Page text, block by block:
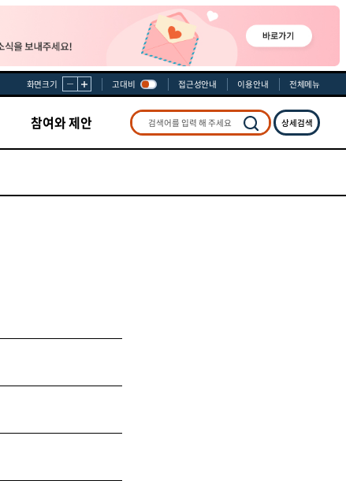
화면크기 고대비 접근성안내 이용안내 전체메뉴
참여와 제안 검색 상세검색